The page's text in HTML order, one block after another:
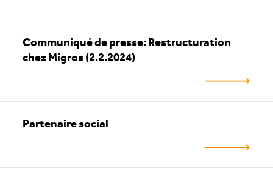
Communiqué de presse: Restructuration
chez Migros (2.2.2024)
Partenaire social